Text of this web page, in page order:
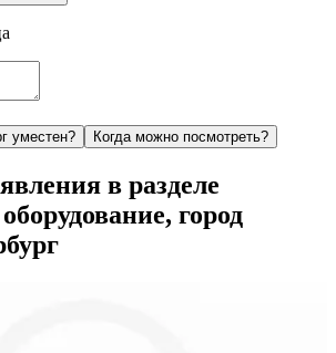
уместен? Когда можно посмотреть?
в разделе
город